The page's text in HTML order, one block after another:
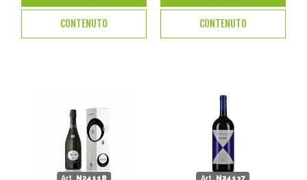
CONTENUTO CONTENUTO
Art. N24118 Art. N24137